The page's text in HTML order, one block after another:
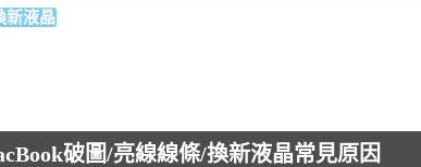
新液晶
破圖/亮線線條/換新液晶常見原因